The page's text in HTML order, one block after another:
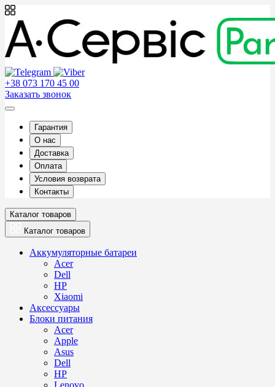
+38 073 170 45 00
Заказать звонок
Гарантия
О нас
Доставка
Оплата
Условия возврата
Контакты
Каталог товаров
Каталог товаров
Аккумуляторные батареи
Acer
Dell
HP
Xiaomi
Аксессуары
Блоки питания
Acer
Apple
Asus
Dell
HP
Lenovo